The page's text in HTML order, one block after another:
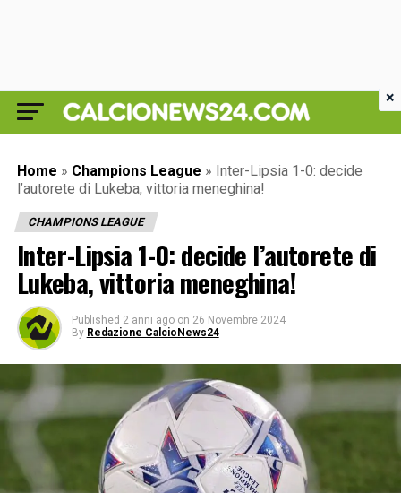
Home » Champions League » Inter-Lipsia 1-0: decide
l’autorete di Lukeba, vittoria meneghina!
CHAMPIONS LEAGUE
Inter-Lipsia 1-0: decide l’autorete di
Lukeba, vittoria meneghina!
Published 2 anni ago on 26 Novembre 2024
By Redazione CalcioNews24
×